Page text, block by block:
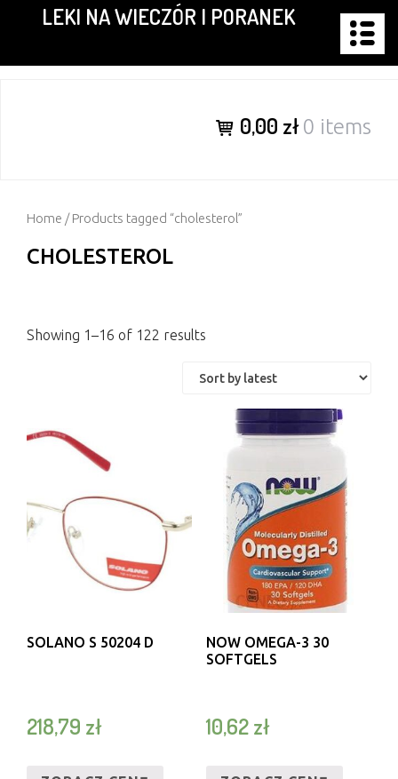
content
LEKI NA WIECZÓR I PORANEK
0,00 zł0 items
Home / Products tagged “cholesterol”
CHOLESTEROL
Showing 1–16 of 122 results
SOLANO S 50204 D
218,79 zł
NOW OMEGA-3 30
SOFTGELS
10,62zł